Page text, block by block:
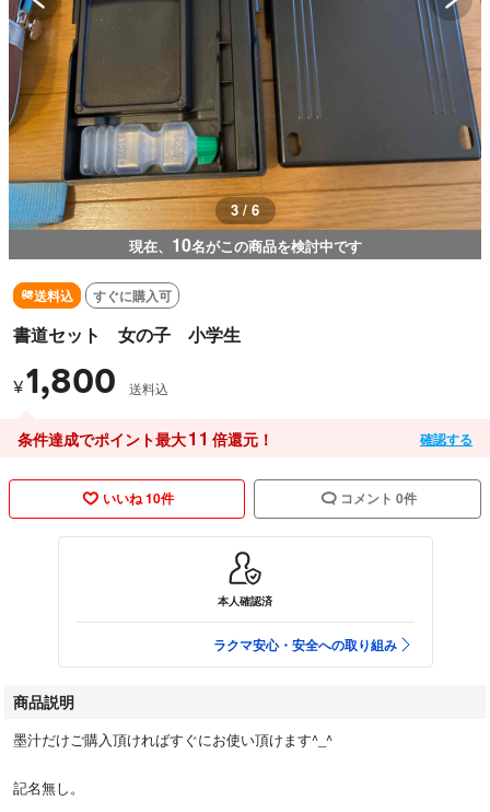
3 / 6
現在、 10名がこの商品を検討中です
送料込 すぐに購入可
書道セット 女の子 小学生
¥1,800 送料込
条件達成でポイント最大11 倍還元！ 確認する
いいね 10件 コメント 0件
本人確認済
ラクマ安心・安全への取り組み
商品説明
墨汁だけご購入頂ければすぐにお使い頂けます^_^
記名無し。